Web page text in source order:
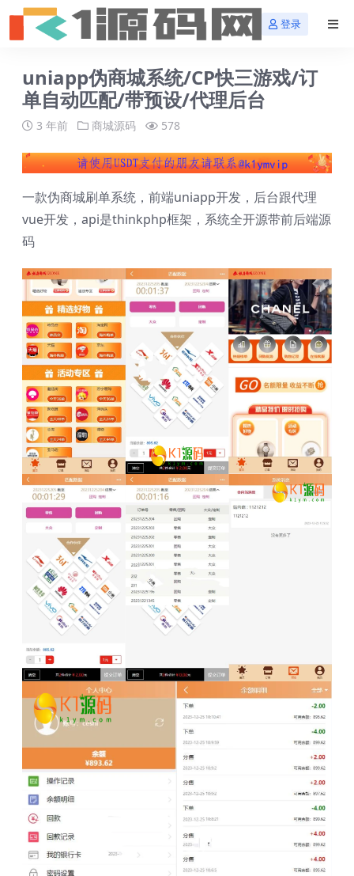
登录
uniapp伪商城系统/CP快三游戏/订
单自动匹配/带预设/代理后台
3 年前 商城源码 578
一款伪商城刷单系统，前端uniapp开发，后台跟代理
vue开发，api是thinkphp框架，系统全开源带前后端源
码